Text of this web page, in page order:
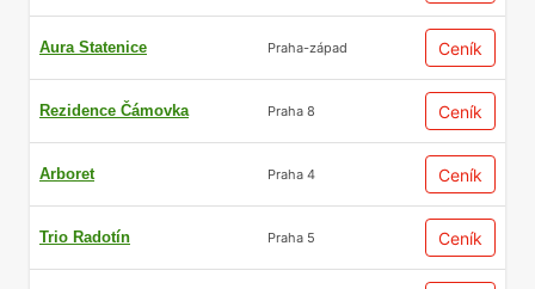
Aura Statenice Praha-západ Ceník
Rezidence Čámovka Praha 8 Ceník
Arboret Praha 4 Ceník
Trio Radotín Praha 5 Ceník